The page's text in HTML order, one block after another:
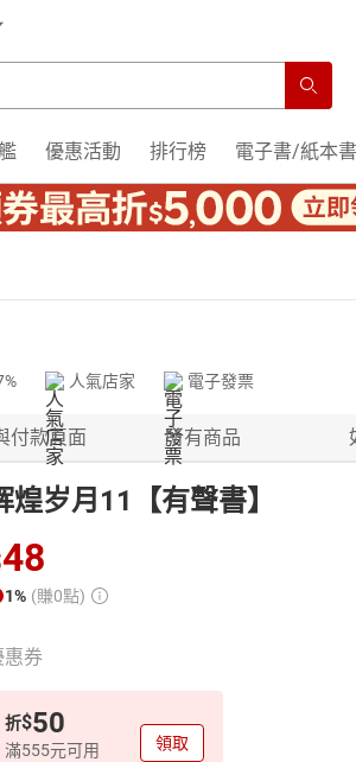
優惠活動 排行榜 電子書/紙本書
人氣店家 電子發票
付款頁面 所有商品
煌岁月11【有聲書】
48
1% (賺0點)
惠券
折$50
滿555元可用 領取